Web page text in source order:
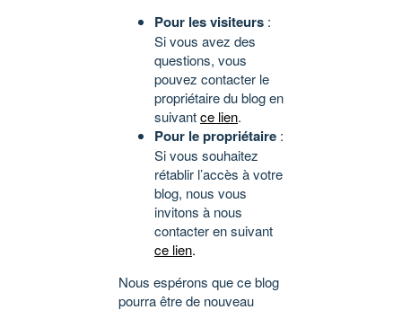
Pour les visiteurs :
Si vous avez des
questions, vous
pouvez contacter le
propriétaire du blog en
suivantce lien.
Pour le propriétaire :
Si vous souhaitez
rétablir l’accès à votre
blog, nous vous
invitons à nous
contacter en suivant
ce lien.
Nous espérons que ce blog
pourra être de nouveau